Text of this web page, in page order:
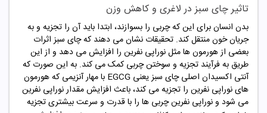
تاثیر چای سبز در لاغری و کاهش وزن
بدن انسان برای این که چربی را بسوازند، ابتدا باید آن را تجزیه و به
جریان خون منتقل کند. تحقیقات نشان می دهند که چای سبز اثرات
بعضی از هورمون ها مثل نوراپی نفرین را افزایش می دهد و از این
طریق به فرآیند تجزیه و سوختن چربی کمک می کند. به این صورت که
آنتی اکسیدان اصلی چای سبز یعنی EGCG با مهار آنزیمی که هورمون
های نوراپی نفرین را تجزیه می کند، باعث افزایش مقدار نوراپی نفرین
می شود و نوراپی نفرین چربی ها را با قدرت و سرعت بیشتری تجزیه